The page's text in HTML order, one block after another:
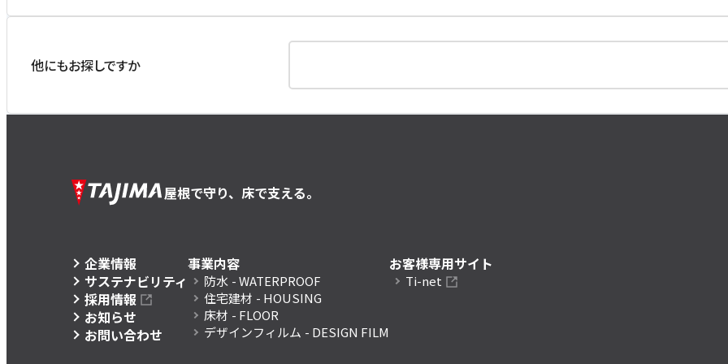
他にもお探しですか
屋根で守り、床で支える。
企業情報
サステナビリティ
採用情報
お知らせ
お問い合わせ
事業内容
防水 - WATERPROOF
住宅建材 - HOUSING
床材 - FLOOR
デザインフィルム - DESIGN FILM
お客様専用サイト
Ti-net